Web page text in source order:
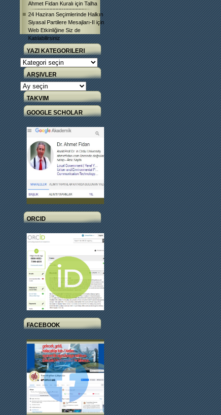
Ahmet Fidan Kuralı için Talha
24 Haziran Seçimlerinde Halkın
Siyasal Partilere Mesajları-II için
Web Etkinliğine Siz de
Katılabilirsiniz
YAZI KATEGORILERI
Yazı
Kategorileri
ARŞIVLER
Arşivler
TAKVIM
GOOGLE SCHOLAR
ORCID
FACEBOOK